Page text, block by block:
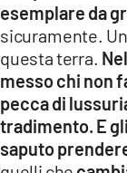
esemplare da
sicuramente.
questa terra.
messo chi non
pecca di
tradimento. E
saputo